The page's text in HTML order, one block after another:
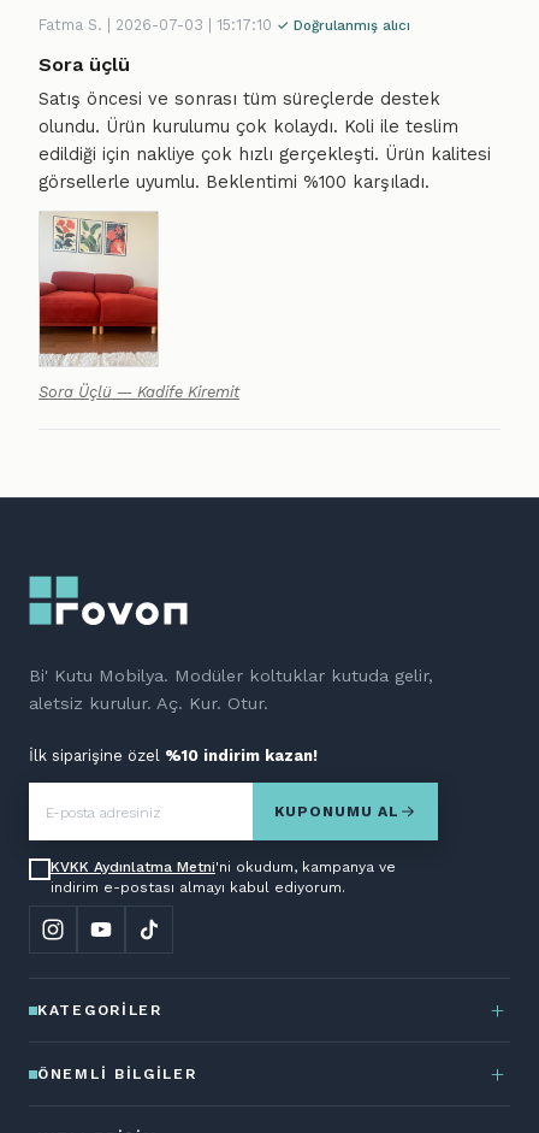
Fatma S. | 2026-07-03 | 15:17:10 ✓ Doğrulanmış alıcı
Sora üçlü
Satış öncesi ve sonrası tüm süreçlerde destek
olundu. Ürün kurulumu çok kolaydı. Koli ile teslim
edildiği için nakliye çok hızlı gerçekleşti. Ürün kalitesi
görsellerle uyumlu. Beklentimi %100 karşıladı.
Sora Üçlü — Kadife Kiremit
Bi' Kutu Mobilya. Modüler koltuklar kutuda gelir,
aletsiz kurulur. Aç. Kur. Otur.
İlk siparişine özel %10 indirim kazan!
KUPONUMU AL
KVKK Aydınlatma Metni'ni okudum, kampanya ve
indirim e-postası almayı kabul ediyorum.
KATEGORILER
ÖNEMLI BILGILER